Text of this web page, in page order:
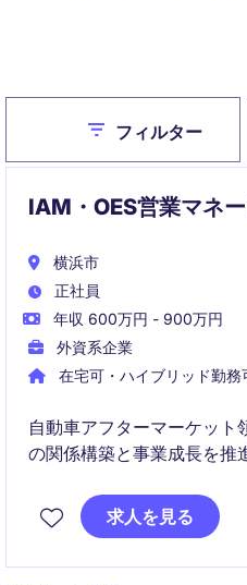
Closeフィルター
IAM・OES営業マネ
横浜市
正社員
年収 600万円 - 900万円
外資系企業
在宅可・ハイブリッド勤務
自動車アフターマーケット
の関係構築と事業成長を推
マーケティング連携まで幅
拡大に貢献いただきます
求人を見る